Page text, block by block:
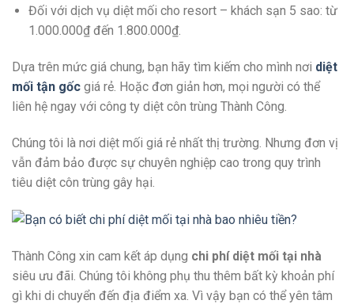
Đối với dịch vụ diệt mối cho resort – khách sạn 5 sao: từ
1.000.000₫ đến 1.800.000₫.
Dựa trên mức giá chung, bạn hãy tìm kiếm cho mình nơi diệt
mối tận gốc giá rẻ. Hoặc đơn giản hơn, mọi người có thể
liên hệ ngay với công ty diệt côn trùng Thành Công.
Chúng tôi là nơi diệt mối giá rẻ nhất thị trường. Nhưng đơn vị
vẫn đảm bảo được sự chuyên nghiệp cao trong quy trình
tiêu diệt côn trùng gây hại.
Thành Công xin cam kết áp dụng chi phí diệt mối tại nhà
siêu ưu đãi. Chúng tôi không phụ thu thêm bất kỳ khoản phí
gì khi di chuyển đến địa điểm xa. Vì vậy bạn có thể yên tâm